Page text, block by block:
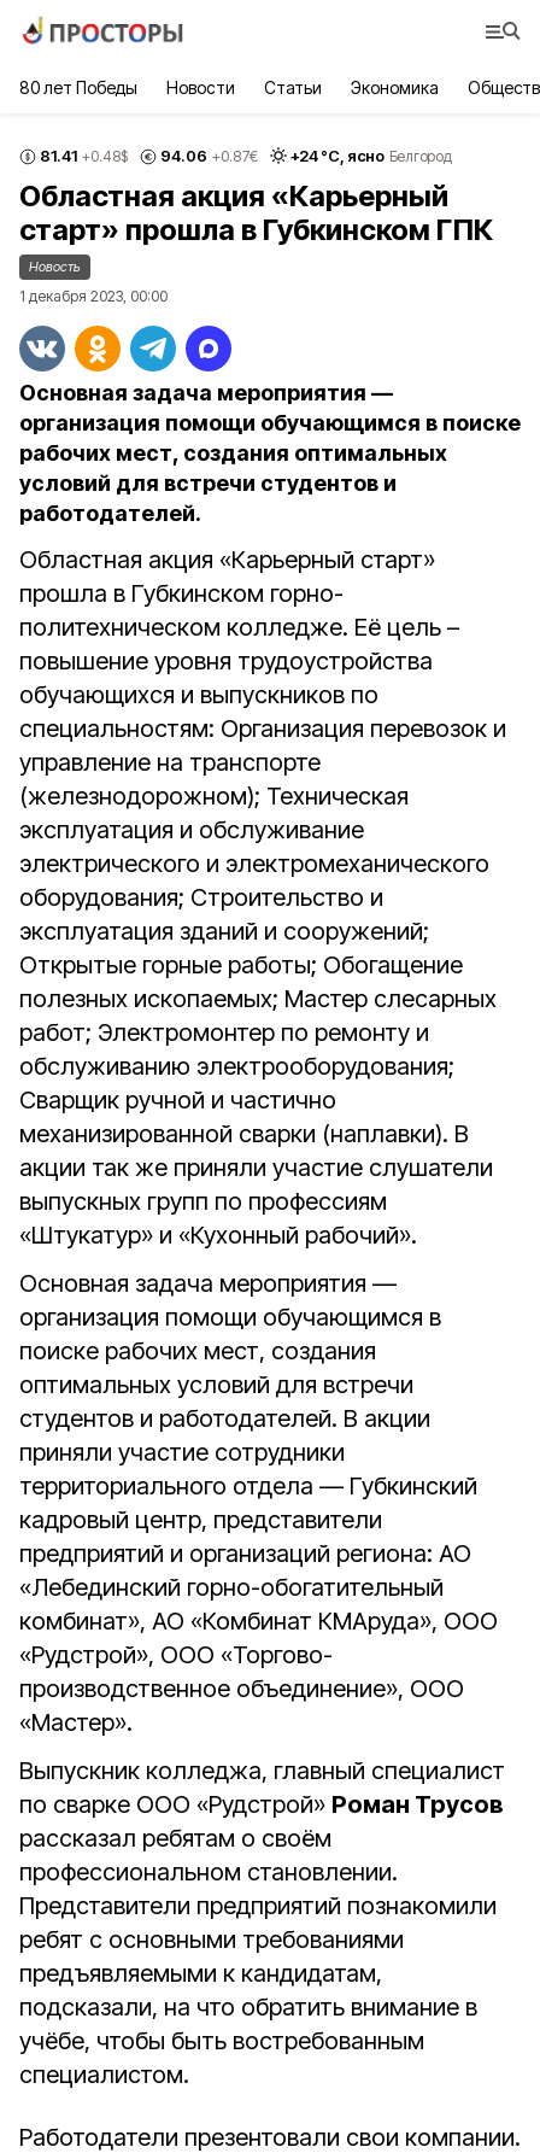
80 лет Победы Новости Статьи Экономика
81.41 +0.48$ 94.06 +0.87€ +24°С, ясно Белгород
Областная акция «Карьерный
старт» прошла в Губкинском ГПК
Новость
1 декабря 2023, 00:00
Основная задача мероприятия —
организация помощи обучающимся в поиске
рабочих мест, создания оптимальных
условий для встречи студентов и
работодателей.
Областная акция «Карьерный старт»
прошла в Губкинском горно-
политехническом колледже. Её цель –
повышение уровня трудоустройства
обучающихся и выпускников по
специальностям: Организация перевозок и
управление на транспорте
(железнодорожном); Техническая
эксплуатация и обслуживание
электрического и электромеханического
оборудования; Строительство и
эксплуатация зданий и сооружений;
Открытые горные работы; Обогащение
полезных ископаемых; Мастер слесарных
работ; Электромонтер по ремонту и
обслуживанию электрооборудования;
Сварщик ручной и частично
механизированной сварки (наплавки). В
акции так же приняли участие слушатели
выпускных групп по профессиям
«Штукатур» и «Кухонный рабочий».
Основная задача мероприятия —
организация помощи обучающимся в
поиске рабочих мест, создания
оптимальных условий для встречи
студентов и работодателей. В акции
приняли участие сотрудники
территориального отдела — Губкинский
кадровый центр, представители
предприятий и организаций региона: АО
«Лебединский горно-обогатительный
комбинат», АО «Комбинат КМАруда», ООО
«Рудстрой», ООО «Торгово-
производственное объединение», ООО
«Мастер».
Выпускник колледжа, главный специалист
по сварке ООО «Рудстрой» Роман Трусов
рассказал ребятам о своём
профессиональном становлении.
Представители предприятий познакомили
ребят с основными требованиями
предъявляемыми к кандидатам,
подсказали, на что обратить внимание в
учёбе, чтобы быть востребованным
специалистом.
Работодатели презентовали свои компании.